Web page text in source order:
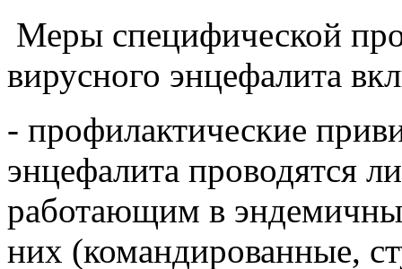
Меры специфической
вирусного энцефалита
- профилактические
энцефалита проводятся
работающим в
них (командированные,